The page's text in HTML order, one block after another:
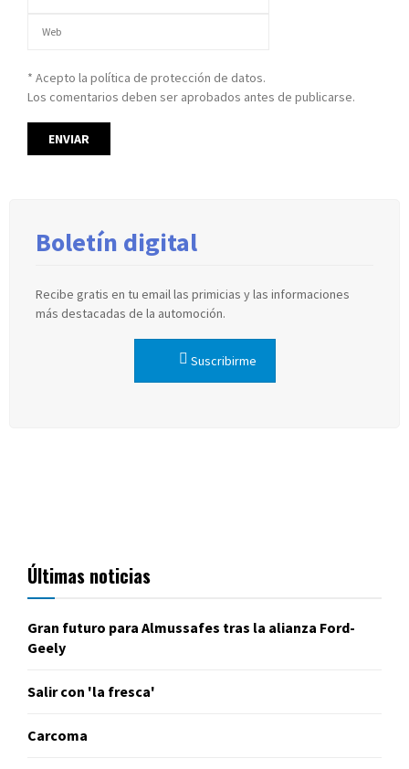
* Acepto la política de protección de datos.
Los comentarios deben ser aprobados antes de publicarse.
Boletín digital
Recibe gratis en tu email las primicias y las informaciones
más destacadas de la automoción.
Suscribirme
Últimas noticias
Gran futuro para Almussafes tras la alianza Ford-
Geely
Salir con 'la fresca'
Carcoma